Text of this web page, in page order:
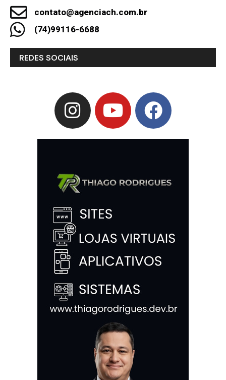
contato@agenciach.com.br
(74)99116-6688
REDES SOCIAIS